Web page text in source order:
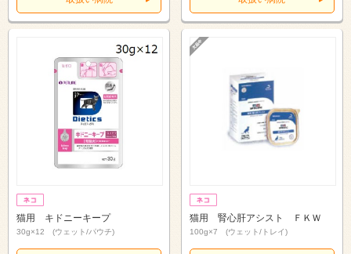
猫用 キドニーキープ
30g×12 (ウェット/パウチ)
猫用 腎心肝アシスト ＦＫＷ
100g×7 (ウェット/トレイ)